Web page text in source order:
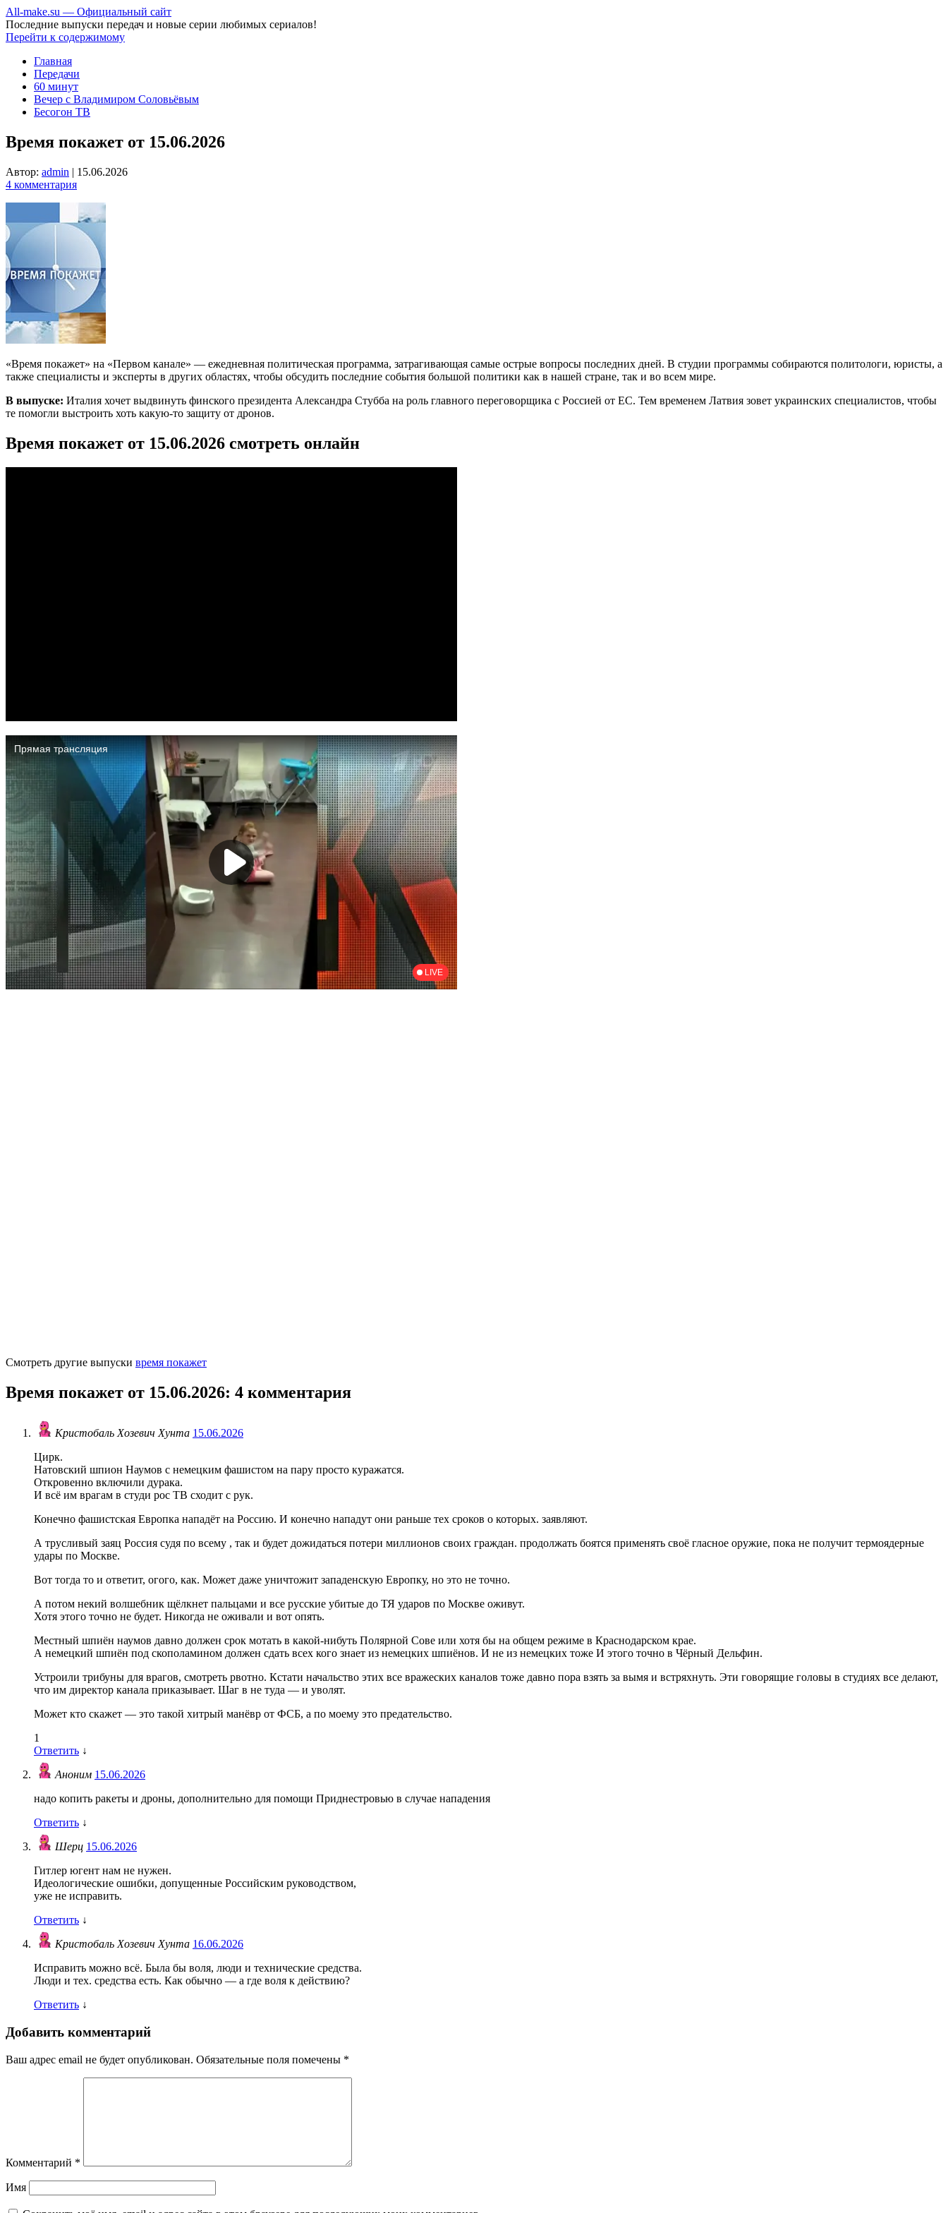
All-make.su — Официальный сайт
Последние выпуски передач и новые серии любимых сериалов!
Перейти к содержимому
Главная
Передачи
60 минут
Вечер с Владимиром Соловьёвым
Бесогон ТВ
Время покажет от 15.06.2026
Автор: admin | 15.06.2026
4 комментария
«Время покажет» на «Первом канале» — ежедневная политическая программа, затрагивающая самые острые вопросы последних дней. В студии программы собираются политологи, юристы, а
также специалисты и эксперты в других областях, чтобы обсудить последние события большой политики как в нашей стране, так и во всем мире.
В выпуске: Италия хочет выдвинуть финского президента Александра Стубба на роль главного переговорщика с Россией от ЕС. Тем временем Латвия зовет украинских специалистов, чтобы
те помогли выстроить хоть какую-то защиту от дронов.
Время покажет от 15.06.2026 смотреть онлайн
Смотреть другие выпуски время покажет
Время покажет от 15.06.2026: 4 комментария
Кристобаль Хозевич Хунта 15.06.2026
Цирк.
Натовский шпион Наумов с немецким фашистом на пару просто куражатся.
Откровенно включили дурака.
И всё им врагам в студи рос ТВ сходит с рук.
Конечно фашистская Европка нападёт на Россию. И конечно нападут они раньше тех сроков о которых. заявляют.
А трусливый заяц Россия судя по всему , так и будет дожидаться потери миллионов своих граждан. продолжать боятся применять своё гласное оружие, пока не получит термоядерные
удары по Москве.
Вот тогда то и ответит, огого, как. Может даже уничтожит западенскую Европку, но это не точно.
А потом некий волшебник щёлкнет пальцами и все русские убитые до ТЯ ударов по Москве оживут.
Хотя этого точно не будет. Никогда не оживали и вот опять.
Местный шпиён наумов давно должен срок мотать в какой-нибуть Полярной Сове или хотя бы на общем режиме в Краснодарском крае.
А немецкий шпиён под скополамином должен сдать всех кого знает из немецких шпиёнов. И не из немецких тоже И этого точно в Чёрный Дельфин.
Устроили трибуны для врагов, смотреть рвотно. Кстати начальство этих все вражеских каналов тоже давно пора взять за вымя и встряхнуть. Эти говорящие головы в студиях все делают,
что им директор канала приказывает. Шаг в не туда — и уволят.
Может кто скажет — это такой хитрый манёвр от ФСБ, а по моему это предательство.
1
Ответить ↓
Аноним 15.06.2026
надо копить ракеты и дроны, дополнительно для помощи Приднестровью в случае нападения
Ответить ↓
Шерц 15.06.2026
Гитлер югент нам не нужен.
Идеологические ошибки, допущенные Российским руководством,
уже не исправить.
Ответить ↓
Кристобаль Хозевич Хунта 16.06.2026
Исправить можно всё. Была бы воля, люди и технические средства.
Люди и тех. средства есть. Как обычно — а где воля к действию?
Ответить ↓
Добавить комментарий
Ваш адрес email не будет опубликован. Обязательные поля помечены *
Комментарий *
Имя